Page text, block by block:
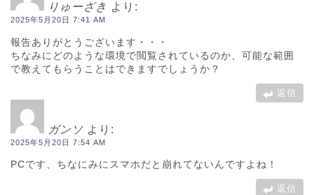
りゅーざき より:
2025年5月20日 7:41 AM
報告ありがとうございます・・・
ちなみにどのような環境で閲覧されているのか、可能な範囲
で教えてもらうことはできますでしょうか？
返信
ガンソ より:
2025年5月20日 7:54 AM
PCです、ちなにみにスマホだと崩れてないんですよね！
返信